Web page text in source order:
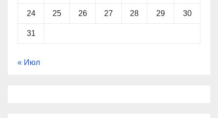
24 25 26 27 28 29 30
31
« Июл